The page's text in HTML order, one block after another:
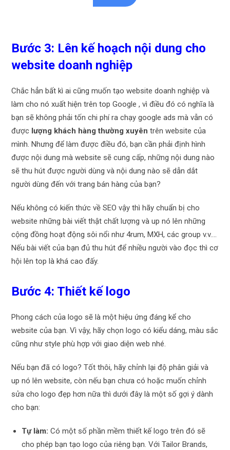
Bước 3: Lên kế hoạch nội dung cho
website doanh nghiệp
Chắc hẳn bất kì ai cũng muốn tạo website doanh nghiệp và
làm cho nó xuất hiện trên top Google , vì điều đó có nghĩa là
bạn sẽ không phải tốn chi phí ra chạy google ads mà vẫn có
được lượng khách hàng thường xuyên trên website của
mình. Nhưng để làm được điều đó, bạn cần phải định hình
được nội dung mà website sẽ cung cấp, những nội dung nào
sẽ thu hút được người dùng và nội dung nào sẽ dẫn dắt
người dùng đến với trang bán hàng của bạn?
Nếu không có kiến thức về SEO vậy thì hãy chuẩn bị cho
website những bài viết thật chất lượng và up nó lên những
cộng đồng hoạt động sôi nổi như 4rum, MXH, các group v.v….
Nếu bài viết của bạn đủ thu hút để nhiều người vào đọc thì cơ
hội lên top là khá cao đấy.
Bước 4: Thiết kế logo
Phong cách của logo sẽ là một hiệu ứng đáng kể cho
website của bạn. Vì vậy, hãy chọn logo có kiểu dáng, màu sắc
cũng như style phù hợp với giao diện web nhé.
Nếu bạn đã có logo? Tốt thôi, hãy chỉnh lại độ phân giải và
up nó lên website, còn nếu bạn chưa có hoặc muốn chỉnh
sửa cho logo đẹp hơn nữa thì dưới đây là một số gợi ý dành
cho bạn:
Tự làm: Có một số phần mềm thiết kế logo trên đó sẽ
cho phép bạn tạo logo của riêng bạn. VớiTailor Brands,